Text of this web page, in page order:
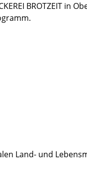
BROTZEIT in
Land- und